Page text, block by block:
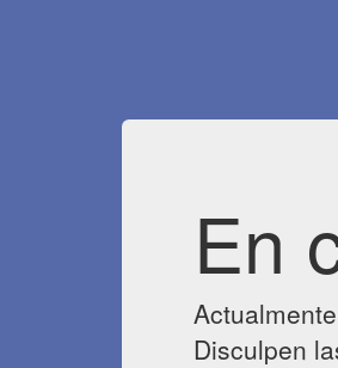
En
Disculpen